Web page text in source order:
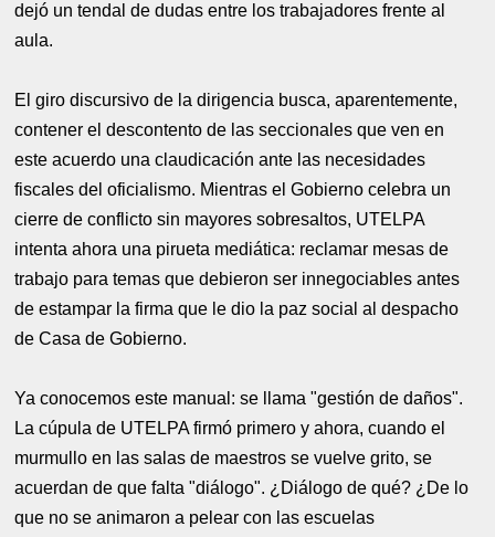
dejó un tendal de dudas entre los trabajadores frente al
aula.
El giro discursivo de la dirigencia busca, aparentemente,
contener el descontento de las seccionales que ven en
este acuerdo una claudicación ante las necesidades
fiscales del oficialismo. Mientras el Gobierno celebra un
cierre de conflicto sin mayores sobresaltos, UTELPA
intenta ahora una pirueta mediática: reclamar mesas de
trabajo para temas que debieron ser innegociables antes
de estampar la firma que le dio la paz social al despacho
de Casa de Gobierno.
Ya conocemos este manual: se llama "gestión de daños".
La cúpula de UTELPA firmó primero y ahora, cuando el
murmullo en las salas de maestros se vuelve grito, se
acuerdan de que falta "diálogo". ¿Diálogo de qué? ¿De lo
que no se animaron a pelear con las escuelas